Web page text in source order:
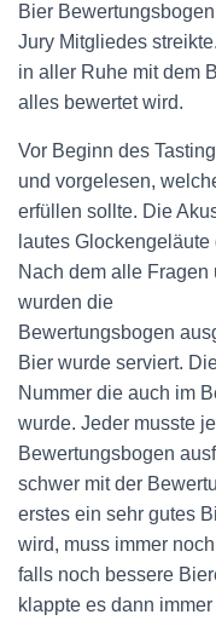
Bier
Jury Mitgliedes
in aller Ruhe mit dem
alles bewertet wird.
Vor Beginn des
und vorgelesen,
erfüllen sollte. Die
lautes
Nach dem alle
wurden die
Bewertungsbogen
Bier wurde serviert.
Nummer die auch im
wurde. Jeder musste
Bewertungsbogen
schwer mit der
erstes ein sehr gutes
wird, muss immer
falls noch bessere
klappte es dann immer